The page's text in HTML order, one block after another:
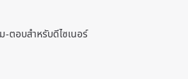
-ตอบสำหรับดีไซเนอร์